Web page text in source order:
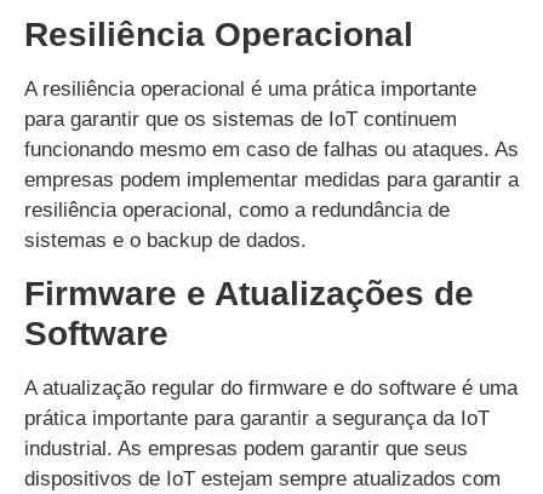
Resiliência Operacional
A resiliência operacional é uma prática importante
para garantir que os sistemas de IoT continuem
funcionando mesmo em caso de falhas ou ataques. As
empresas podem implementar medidas para garantir a
resiliência operacional, como a redundância de
sistemas e o backup de dados.
Firmware e Atualizações de
Software
A atualização regular do firmware e do software é uma
prática importante para garantir a segurança da IoT
industrial. As empresas podem garantir que seus
dispositivos de IoT estejam sempre atualizados com